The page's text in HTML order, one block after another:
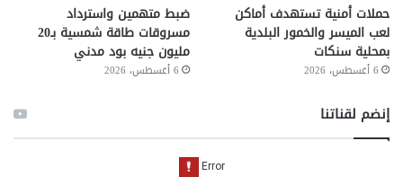
حملات أمنية تستهدف أماكن
لعب الميسر والخمور البلدية
بمحلية سنكات
6 أغسطس، 2026
ضبط متهمين واسترداد
مسروقات طاقة شمسية بـ20
مليون جنيه بود مدني
6 أغسطس، 2026
إنضم لقناتنا